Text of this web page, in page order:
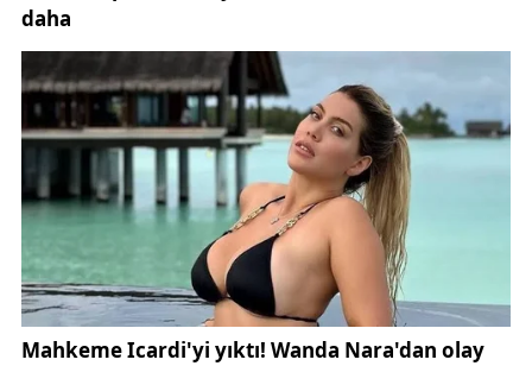
Türkiye Avusturya hentbol maçı
taraftarların maç günü en geç 18.30’da salonda
olmaları istendi.
Maçın oynanacağı 4 Eylül Spor Vadisi, son dönemde
düzenlenen tenis, voleybol ve atletizm
organizasyonlarıyla Sivas’ı spor turizminde önemli
bir konuma taşıdı.
Türkiye Avusturya hentbol maçı
sayesinde otellerdeki doluluk oranlarının %85’i aştığı
belirtiliyor. Yerel esnaf da milli mücadele öncesi
hareketlilikten memnun.